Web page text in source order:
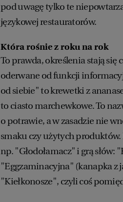
pod uwagę tylko te
językowej restauratorów.
Która rośnie z roku na rok
To prawda, określenia stają się
oderwane od funkcji
od siebie" to krewetki z
to ciasto marchewkowe. To
o potrawie, a w zasadzie nie
smaku czy użytych
np. "Głodołamacz" i grą
"Eggzaminacyjna" (kanapka z
"Kiełkonosze", czyli coś